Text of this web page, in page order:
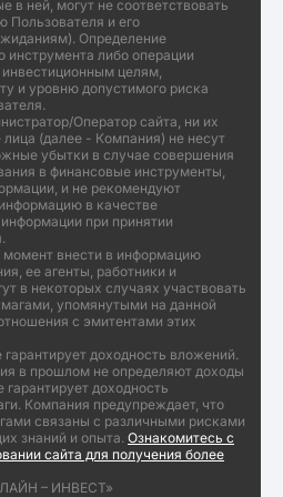
в ней, могут не соответствовать
Пользователя и его
Определение
инструмента либо операции
целям,
и уровню допустимого риска
Оператор сайта, ни их
(далее - Компания) не несут
убытки в случае совершения
в финансовые инструменты,
и не рекомендуют
в качестве
при принятии
внести в информацию
ее агенты, работники и
в некоторых случаях участвовать
упомянутыми на данной
с эмитентами этих
доходность вложений.
в прошлом не определяют доходы
доходность
Компания предупреждает, что
связаны с различными рисками
знаний и опыта. Ознакомитесь с
сайта для получения более
– ИНВЕСТ»